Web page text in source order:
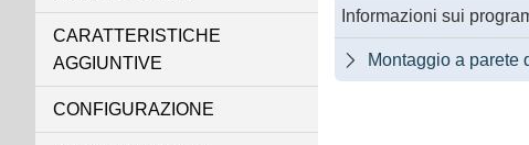
CARATTERISTICHE
AGGIUNTIVE
CONFIGURAZIONE
Informazioni sui
 Montaggio a parete